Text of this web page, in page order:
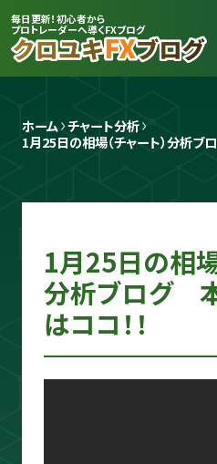
毎日更新！初心者から
プロトレーダーへ導くFXブログ
プロトレーダー
クロユキ
2020年にFXを開始
は毎日LIVEで初心
方」と手法を解説
ホーム チャート分析
1月25日の相場（チャート）分析ブ
1月25日の相場
分析ブログ
はココ！！